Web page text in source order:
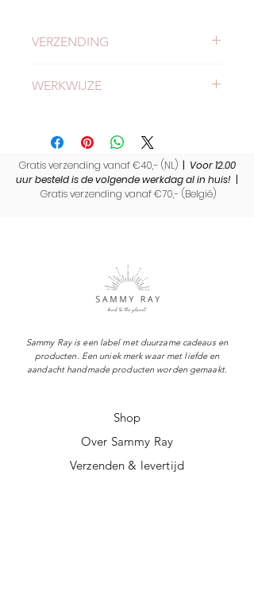
VERZENDING
levertijden.
WERKWIJZE
worden gemaakt.
Gratis verzending vanaf €40,- (NL)| Voor 12.00
uur besteld is de volgende werkdag al in huis!
Gratis verzending vanaf €70,- (België)
Sammy Ray is een label met duurzame cadeaus en
producten. Een uniek merk waar met liefde en
aandacht handmade producten worden gemaakt.
Shop
Over Sammy Ray
Verzenden & levertijd